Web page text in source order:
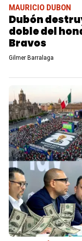
MAURICIO DUBON
Dubón
doble del
Bravos
Gilmer Barralaga